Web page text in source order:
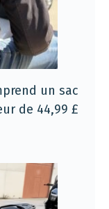
un sac
de 44,99 £